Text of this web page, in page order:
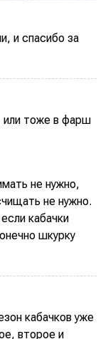
и спасибо за
или тоже в фарш
не нужно,
не нужно.
кабачки
шкурку
кабачков уже
второе и